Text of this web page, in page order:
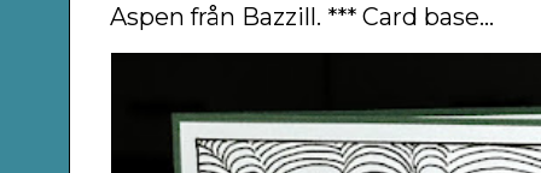
Aspen från Bazzill. *** Card base...